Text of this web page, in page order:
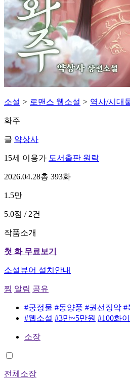
소설 > 로맨스 웹소설 > 역사/시대
화주
글 약상사
15세 이용가 도서출판 원락
2026.04.28총 393화
1.5만
5.0점 / 2건
작품소개
첫 화 무료보기
소설뷰어 설치안내
찜 알림 공유
#궁정물 #동양풍 #권선징악 #
#웹소설 #3만~5만원 #100화
소장
전체소장